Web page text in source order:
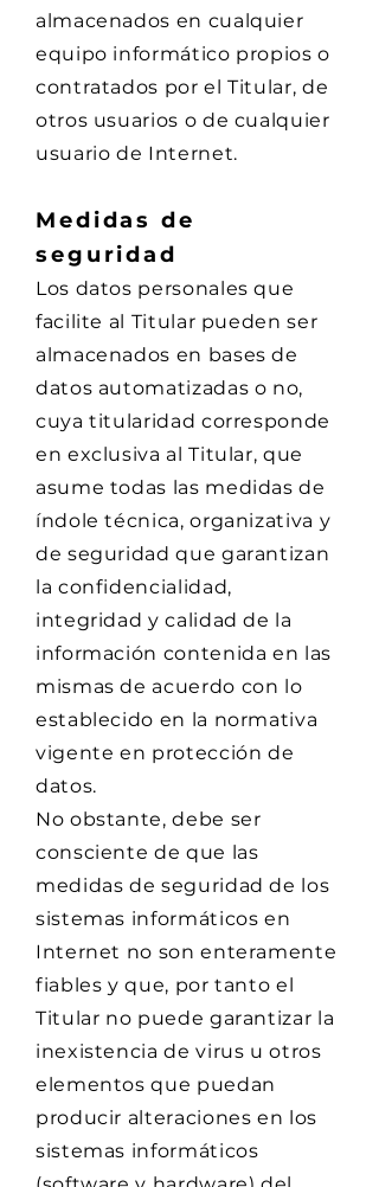
almacenados en cualquier
equipo informático propios o
contratados por el Titular, de
otros usuarios o de cualquier
usuario de Internet.
Medidas de
seguridad
Los datos personales que
facilite al Titular pueden ser
almacenados en bases de
datos automatizadas o no,
cuya titularidad corresponde
en exclusiva al Titular, que
asume todas las medidas de
índole técnica, organizativa y
de seguridad que garantizan
la confidencialidad,
integridad y calidad de la
información contenida en las
mismas de acuerdo con lo
establecido en la normativa
vigente en protección de
datos.
No obstante, debe ser
consciente de que las
medidas de seguridad de los
sistemas informáticos en
Internet no son enteramente
fiables y que, por tanto el
Titular no puede garantizar la
inexistencia de virus u otros
elementos que puedan
producir alteraciones en los
sistemas informáticos